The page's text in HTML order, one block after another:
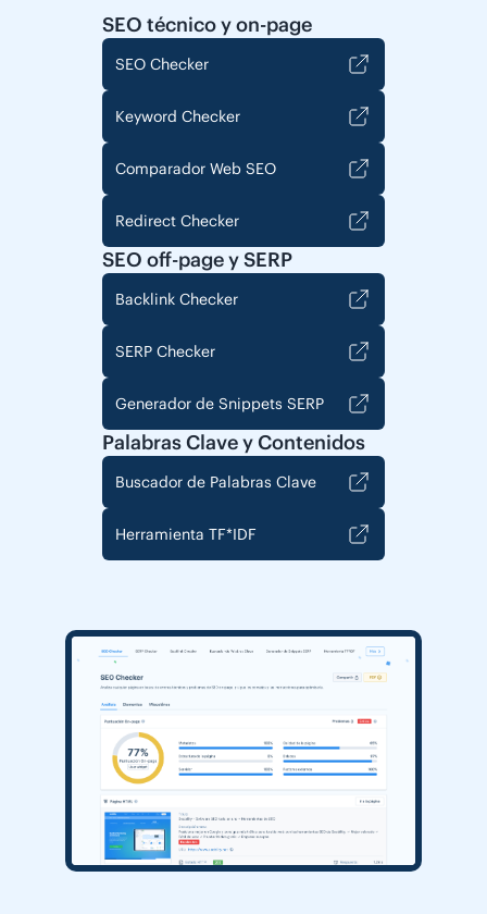
SEO técnico y on-page
SEO Checker
Keyword Checker
Comparador Web SEO
Redirect Checker
SEO off-page y SERP
Backlink Checker
SERP Checker
Generador de Snippets SERP
Palabras Clave y Contenidos
Buscador de Palabras Clave
Herramienta TF*IDF